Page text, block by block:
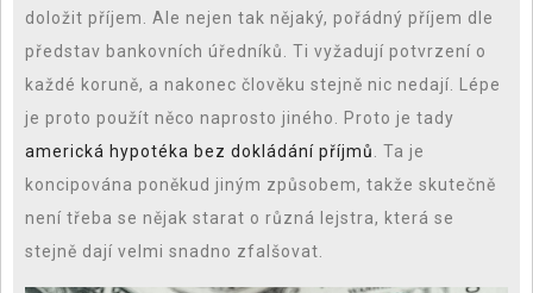
doložit příjem. Ale nejen tak nějaký, pořádný příjem dle
představ bankovních úředníků. Ti vyžadují potvrzení o
každé koruně, a nakonec člověku stejně nic nedají. Lépe
je proto použít něco naprosto jiného. Proto je tady
americká hypotéka bez dokládání příjmů
. Ta je
koncipována poněkud jiným způsobem, takže skutečně
není třeba se nějak starat o různá lejstra, která se
stejně dají velmi snadno zfalšovat.